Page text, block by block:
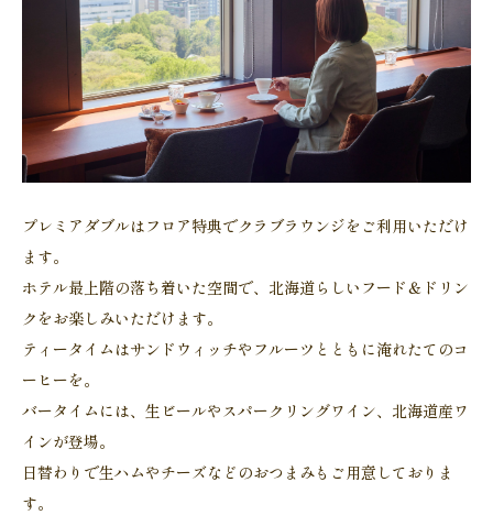
プレミアダブルはフロア特典でクラブラウンジをご利用いただけ
ます。
ホテル最上階の落ち着いた空間で、北海道らしいフード＆ドリン
クをお楽しみいただけます。
ティータイムはサンドウィッチやフルーツとともに淹れたてのコ
ーヒーを。
バータイムには、生ビールやスパークリングワイン、北海道産ワ
インが登場。
日替わりで生ハムやチーズなどのおつまみもご用意しておりま
す。